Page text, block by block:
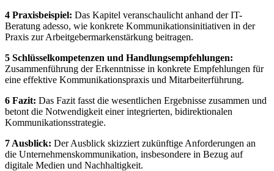
4 Praxisbeispiel: Das Kapitel veranschaulicht anhand der IT-
Beratung adesso, wie konkrete Kommunikationsinitiativen in der
Praxis zur Arbeitgebermarkenstärkung beitragen.
5 Schlüsselkompetenzen und Handlungsempfehlungen:
Zusammenführung der Erkenntnisse in konkrete Empfehlungen für
eine effektive Kommunikationspraxis und Mitarbeiterführung.
6 Fazit: Das Fazit fasst die wesentlichen Ergebnisse zusammen und
betont die Notwendigkeit einer integrierten, bidirektionalen
Kommunikationsstrategie.
7 Ausblick: Der Ausblick skizziert zukünftige Anforderungen an
die Unternehmenskommunikation, insbesondere in Bezug auf
digitale Medien und Nachhaltigkeit.